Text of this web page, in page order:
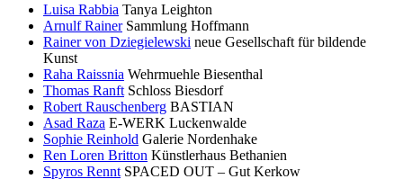
Luisa Rabbia Tanya Leighton
Arnulf Rainer Sammlung Hoffmann
Rainer von Dziegielewski neue Gesellschaft für bildende
Kunst
Raha Raissnia Wehrmuehle Biesenthal
Thomas Ranft Schloss Biesdorf
Robert Rauschenberg BASTIAN
Asad Raza E-WERK Luckenwalde
Sophie Reinhold Galerie Nordenhake
Ren Loren Britton Künstlerhaus Bethanien
Spyros Rennt SPACED OUT – Gut Kerkow